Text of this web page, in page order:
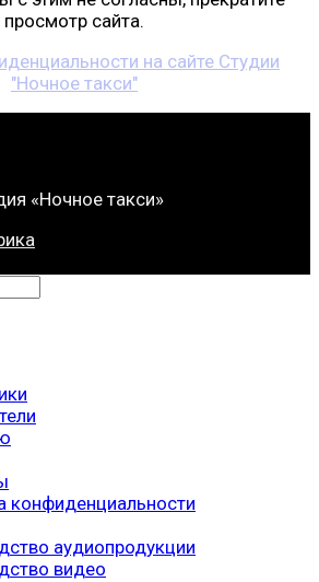
просмотр сайта.
на сайте Студии
"Ночное такси"
«Ночное такси»
конфиденциальности
аудиопродукции
видео